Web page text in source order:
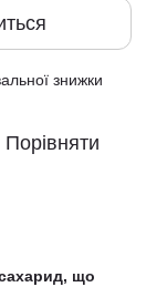
знижки
Порівняти
що